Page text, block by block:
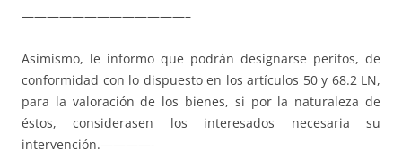
—————————————–
Asimismo, le informo que podrán designarse peritos, de
conformidad con lo dispuesto en los artículos 50 y 68.2 LN,
para la valoración de los bienes, si por la naturaleza de
éstos, considerasen los interesados necesaria su
intervención.————-